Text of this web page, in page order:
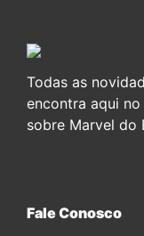
Todas as
encontra aqui
sobre Marvel do
Fale Conosco